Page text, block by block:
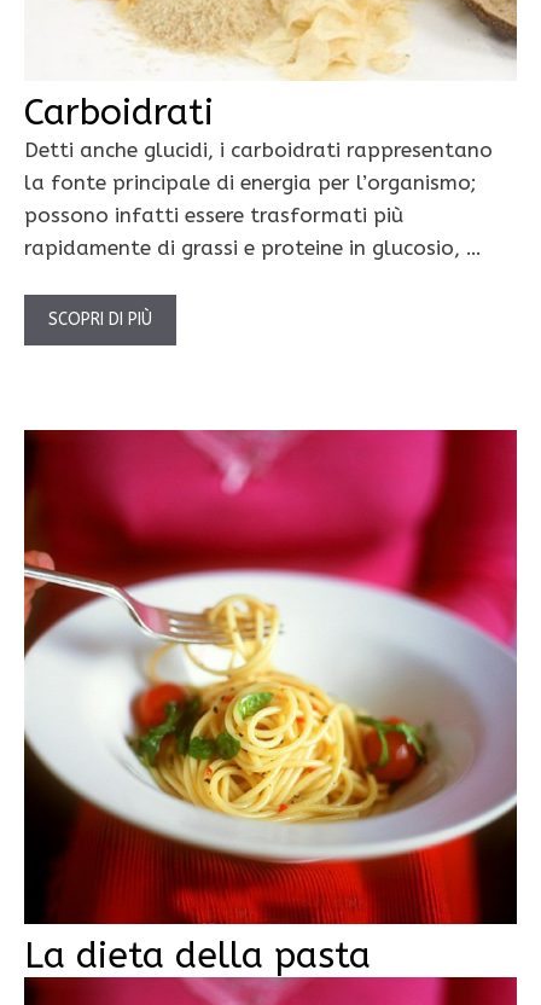
Carboidrati
Detti anche glucidi, i carboidrati rappresentano
la fonte principale di energia per l’organismo;
possono infatti essere trasformati più
rapidamente di grassi e proteine in glucosio, …
SCOPRI DI PIÙ
La dieta della pasta